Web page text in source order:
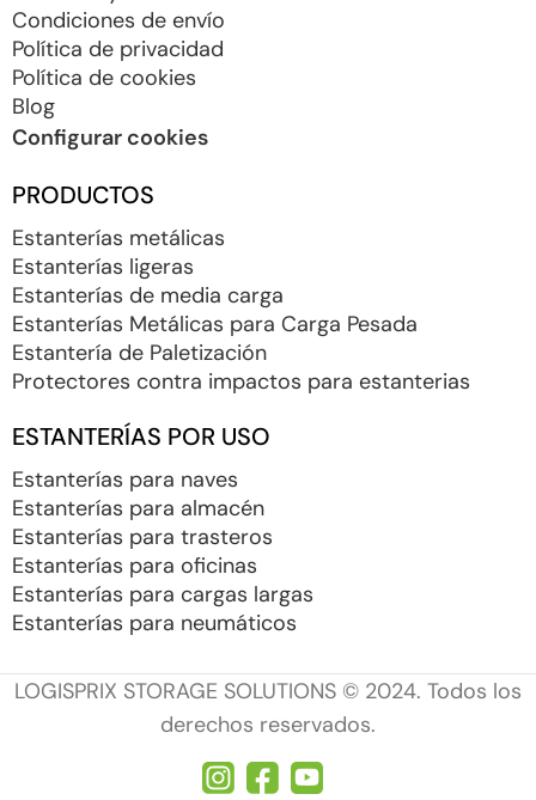
Condiciones de envío
Política de privacidad
Política de cookies
Blog
Configurar cookies
PRODUCTOS
Estanterías metálicas
Estanterías ligeras
Estanterías de media carga
Estanterías Metálicas para Carga Pesada
Estantería de Paletización
Protectores contra impactos para estanterias
ESTANTERÍAS POR USO
Estanterías para naves
Estanterías para almacén
Estanterías para trasteros
Estanterías para oficinas
Estanterías para cargas largas
Estanterías para neumáticos
LOGISPRIX STORAGE SOLUTIONS © 2024. Todos los
derechos reservados.